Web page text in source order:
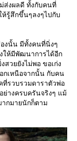
ส่งผลดี ทั้งกับคนที่
ห้รู้สึกขึ้นๆลงๆไปกับ
งนั้น มีทั้งคนที่นิ่งๆ
ให้มีพัฒนาการได้อีก
สวยยังไม่พอ ขอเก่ง
กเหนือจากนั้น กับคน
ที่รวบรวมดาราตัวพ่อ
ย่างครบครันจริงๆ แม้
กมายนักก็ตาม